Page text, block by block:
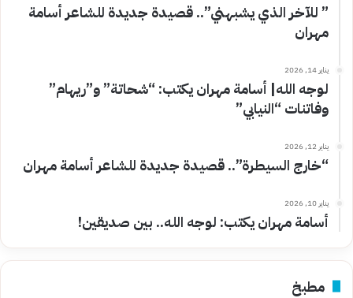
” للآخر الذي يشبهني”.. قصيدة جديدة للشاعر أسامة
مهران
يناير 14, 2026
لوجه الله| أسامة مهران يكتب: “شحاتة” و”ريهام”
وفاتنات “النيابي”
يناير 12, 2026
“خارج السيطرة”.. قصيدة جديدة للشاعر أسامة مهران
يناير 10, 2026
أسامة مهران يكتب: لوجه الله.. بين صديقين!
مطبخ